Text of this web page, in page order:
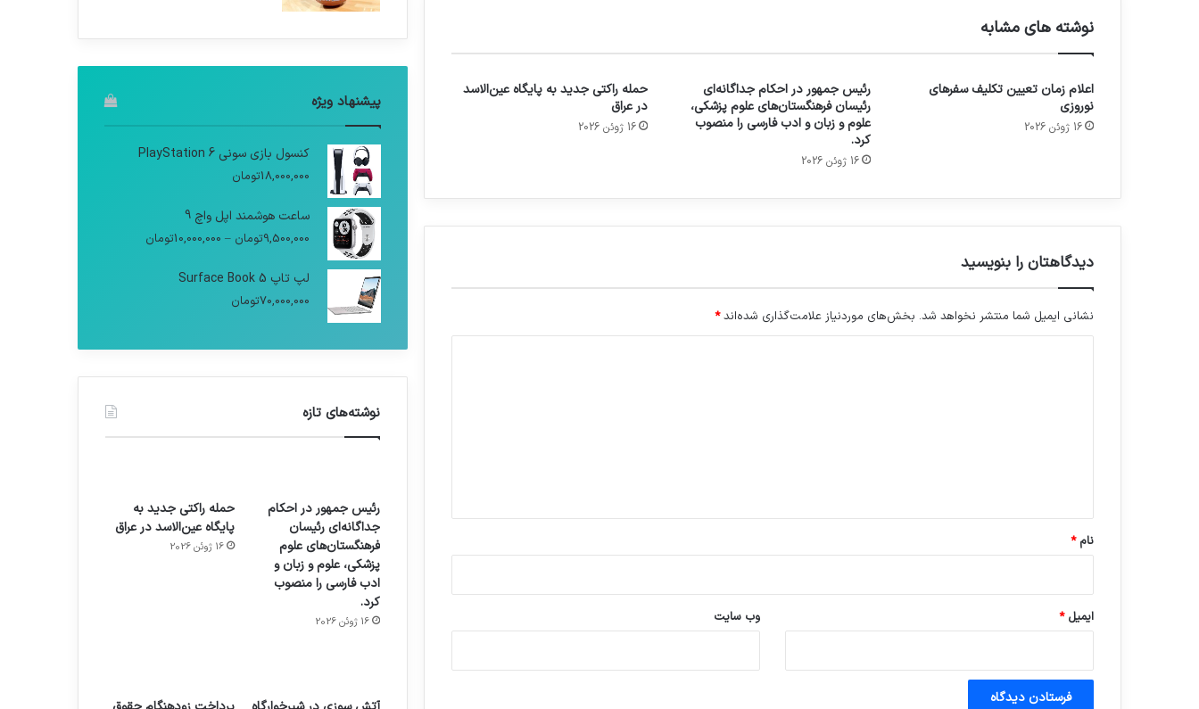
نوشته های مشابه
اعلام زمان تعیین تکلیف سفرهای
نوروزی
16 ژوئن 2026
رئیس جمهور در احکام جداگانه‌ای
رئیسان فرهنگستان‌های علوم پزشکی،
علوم و زبان و ادب فارسی را منصوب
کرد.
16 ژوئن 2026
حمله راکتی جدید به پایگاه عین‌الاسد
در عراق
16 ژوئن 2026
دیدگاهتان را بنویسید
نشانی ایمیل شما منتشر نخواهد شد. بخش‌های موردنیاز علامت‌گذاری شده‌اند*
نام*
ایمیل* وب‌ سایت
پیشنهاد ویژه
کنسول بازی سونی PlayStation 6
18,000,000تومان
ساعت هوشمند اپل واچ 9
9,500,000تومان –
10,000,000تومان
لپ تاپ Surface Book 5
70,000,000تومان
نوشته‌های تازه
رئیس جمهور در احکام
جداگانه‌ای رئیسان
فرهنگستان‌های علوم
پزشکی، علوم و زبان و
ادب فارسی را منصوب
کرد.
16 ژوئن 2026
حمله راکتی جدید به
پایگاه عین‌الاسد در عراق
16 ژوئن 2026